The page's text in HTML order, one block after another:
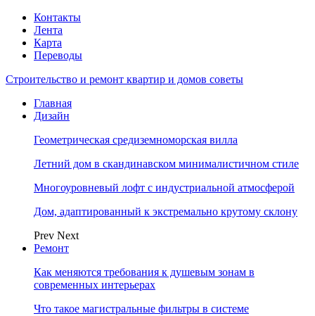
Контакты
Лента
Карта
Переводы
Строительство и ремонт квартир и домов советы
Главная
Дизайн
Геометрическая средиземноморская вилла
Летний дом в скандинавском минималистичном стиле
Многоуровневый лофт с индустриальной атмосферой
Дом, адаптированный к экстремально крутому склону
Prev Next
Ремонт
Как меняются требования к душевым зонам в
современных интерьерах
Что такое магистральные фильтры в системе